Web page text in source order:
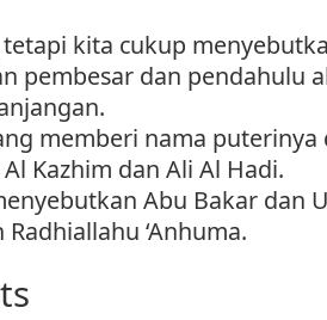
kita cukup
pembesar dan pendahulu
memberi nama puterinya
Kazhim dan Ali Al Hadi.
Abu Bakar dan
‘Anhuma.